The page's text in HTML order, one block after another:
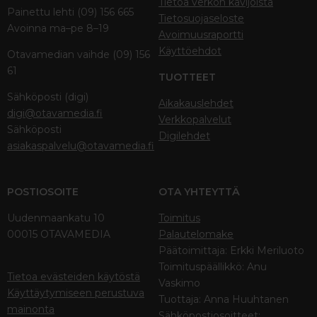
Painettu lehti (09) 156 665
Avoinna ma–pe 8–19
Otavamedian vaihde (09) 156
61
Sähköposti (digi)
digi@otavamedia.fi
Sähköposti
asiakaspalvelu@otavamedia.fi
Tietosuojaseloste
Avoimuusraportti
Käyttöehdot
TUOTTEET
Aikakauslehdet
Verkkopalvelut
Digilehdet
POSTIOSOITE
Uudenmaankatu 10
00015 OTAVAMEDIA
Tietoa evästeiden käytöstä
Käyttäytymiseen perustuva
mainonta
OTA YHTEYTTÄ
Toimitus
Palautelomake
Päätoimittaja: Erkki Meriluoto
Toimituspäällikkö: Anu
Vaskimo
Tuottaja: Anna Huuhtanen